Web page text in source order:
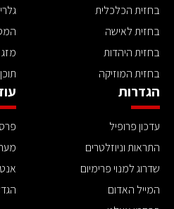
בחזית הכלכלית
בחזית לאישה
בחזית היהדות
בחזית המוזיקה
מזג
הגדרות
עדכון פרופיל
התראות וניוזלטרים
שדרוג למנוי פרימיום
המייל האדום